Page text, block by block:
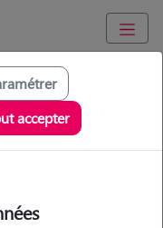
/Angers
- Petsitter
accepter